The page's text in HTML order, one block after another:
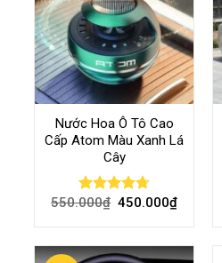
Nước Hoa Ô Tô Cao
Cấp Atom Màu Xanh Lá
Cây
Rated4.70
550.000₫ 450.000₫